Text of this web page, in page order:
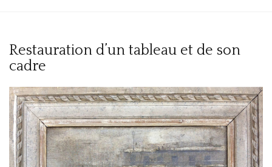
L’ATELIER
PRESTATIONS
CONTACT
Restauration d’un tableau et de son
cadre